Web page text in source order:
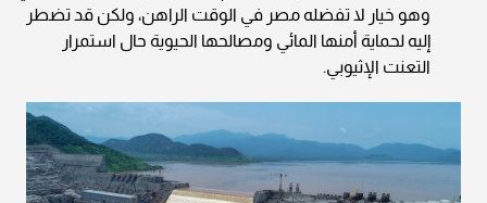
وهو خيار لا تفضله مصر في الوقت الراهن، ولكن قد تضطر
إليه لحماية أمنها المائي ومصالحها الحيوية حال استمرار
التعنت الإثيوبي.